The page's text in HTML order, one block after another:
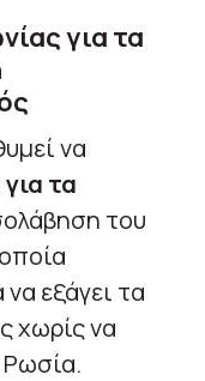
για τα
να
τα
του
εξάγει τα
χωρίς να
Ρωσία.